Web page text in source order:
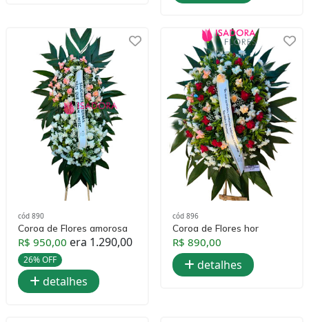
cód 890
Coroa de Flores amorosa
R$ 950,00 era 1.290,00
26% OFF
detalhes
cód 896
Coroa de Flores hor
R$ 890,00
detalhes